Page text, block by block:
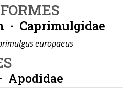
· Caprimulgidae
europaeus
Apodidae